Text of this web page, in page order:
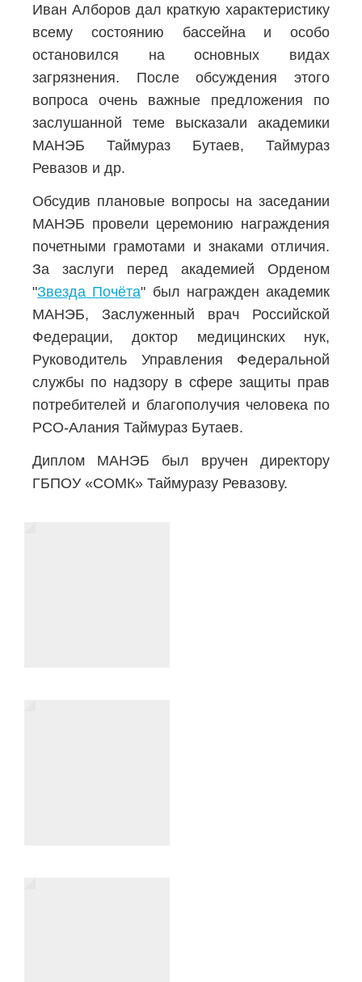
Иван Алборов дал краткую характеристику
всему состоянию бассейна и особо
остановился на основных видах
загрязнения. После обсуждения этого
вопроса очень важные предложения по
заслушанной теме высказали академики
МАНЭБ Таймураз Бутаев, Таймураз
Ревазов и др.
Обсудив плановые вопросы на заседании
МАНЭБ провели церемонию награждения
почетными грамотами и знаками отличия.
За заслуги перед академией Орденом
"Звезда Почёта" был награжден академик
МАНЭБ, Заслуженный врач Российской
Федерации,доктор медицинских нук,
Руководитель Управления Федеральной
службы по надзору в сфере защиты прав
потребителей и благополучия человека по
РСО-Алания Таймураз Бутаев.
Диплом МАНЭБ был вручен директору
ГБПОУ «СОМК» Таймуразу Ревазову.